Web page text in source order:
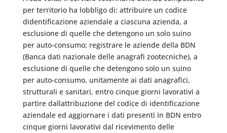
per territorio ha lobbligo di: attribuire un codice
didentificazione aziendale a ciascuna azienda, a
esclusione di quelle che detengono un solo suino
per auto-consumo; registrare le aziende della BDN
(Banca dati nazionale delle anagrafi zootecniche), a
esclusione di quelle che detengono solo un suino
per auto-consumo, unitamente ai dati anagrafici,
strutturali e sanitari, entro cinque giorni lavorativi a
partire dallattribuzione del codice di identificazione
aziendale ed aggiornare i dati presenti in BDN entro
cinque giorni lavorativi dal ricevimento delle